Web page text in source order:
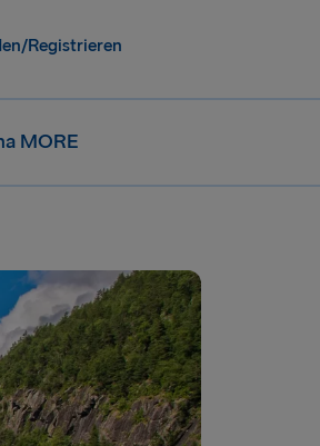
Registrieren
MORE